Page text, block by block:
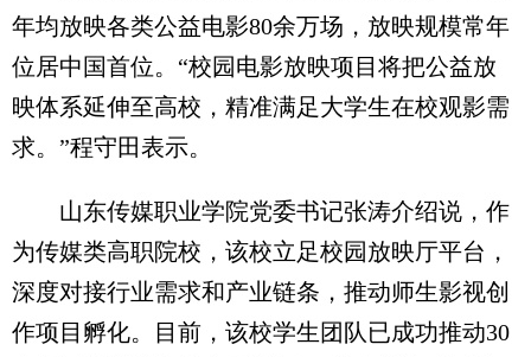
年均放映各类公益电影80余万场，放映规模常年
位居中国首位。“校园电影放映项目将把公益放
映体系延伸至高校，精准满足大学生在校观影需
求。”程守田表示。
山东传媒职业学院党委书记张涛介绍说，作
为传媒类高职院校，该校立足校园放映厅平台，
深度对接行业需求和产业链条，推动师生影视创
作项目孵化。目前，该校学生团队已成功推动30